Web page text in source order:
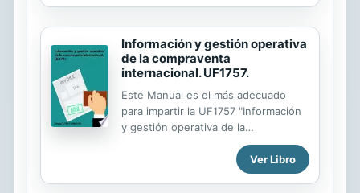
soluciones a todas las actividades y
al examen final en el email
tutor@tutorformacion.es
Capacidades que se adquieren con
este Manual: - Aplicar las técnicas
adecuadas a la venta de productos y
servicios a través de los diferentes
canales de comercialización distinto
de Internet. - Aplicar las técnicas de
resolución de conflictos y
reclamaciones siguiendo criterios y
procedimientos...
Información y gestión operativa
de la compraventa
internacional. UF1757.
Este Manual es el más adecuado
para impartir la UF1757 "Información
y gestión operativa de la
compraventa internacional" de los
Certificados de Profesionalidad, y
cumple fielmente con los contenidos
Ver Libro